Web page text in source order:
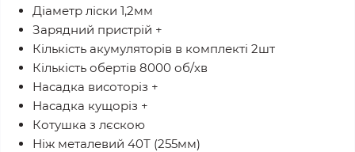
Діаметр ліски 1,2мм
Зарядний пристрій +
Кількість акумуляторів в комплекті 2шт
Кількість обертів 8000 об/хв
Насадка висоторіз +
Насадка кущоріз +
Котушка з лєскою
Ніж металевий 40Т (255мм)